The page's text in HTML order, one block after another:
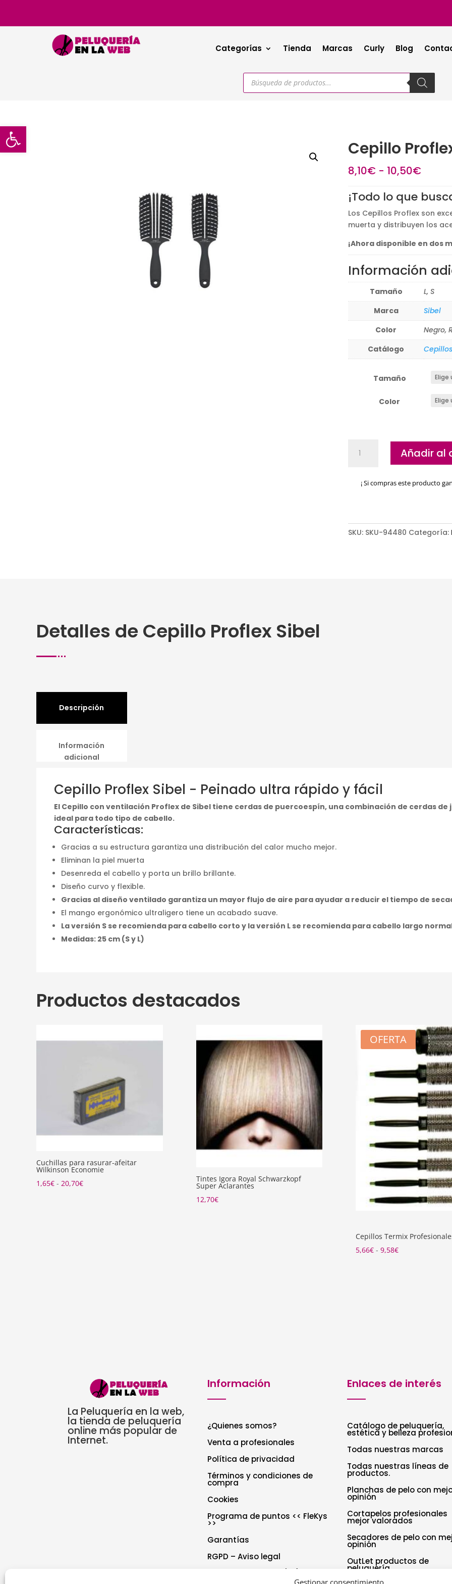
Abrir barra de herramientas
Gestionar consentimiento
Categorías Tienda Marcas Curly Blog
Búsqueda
productos
Cepillo
8,10€ - 10,50€
desde
8,10€
hasta
¡Todo lo que
Los Cepillos Proflex son
muerta y distribuyen los
¡Ahora disponible en dos
Información
Tamaño
L, S
Marca
Sibel
Color
Negro,
Catálogo
Cepillos
Tamaño
Color
Proflex
cantidad
Añadir al
¡ Si compras este producto
SKU: SKU-94480 Categoría:
Detalles de Cepillo Proflex Sibel
Descripción
Información
adicional
Cepillo Proflex Sibel - Peinado ultra rápido y fácil
El Cepillo con ventilación Proflex de Sibel tiene cerdas de puercoespín, una combinación de cerdas de
ideal para todo tipo de cabello.
Características:
Gracias a su estructura garantiza una distribución del calor mucho mejor.
Eliminan la piel muerta
Desenreda el cabello y porta un brillo brillante.
Diseño curvo y flexible.
Gracias al diseño ventilado garantiza un mayor flujo de aire para ayudar a reducir el tiempo de
El mango ergonómico ultraligero tiene un acabado suave.
La versión S se recomienda para cabello corto y la versión L se recomienda para cabello largo
Medidas: 25 cm (S y L)
Productos destacados
Cuchillas para rasurar-afeitar
Wilkinson Economie
1,65€ - 20,70€Rango
Tintes Igora Royal Schwarzkopf
Super Aclarantes
12,70€
OFERTA
Cepillos Termix
5,66€ - 9,58€Rango
La Peluquería en la web,
la tienda de peluquería
online más popular de
Internet.
Información
¿Quienes somos?
Venta a profesionales
Política de privacidad
Términos y condiciones de
compra
Cookies
Programa de puntos << FleKys
>>
Garantías
RGPD – Aviso legal
Enlaces de interés
Catálogo de peluquería,
estética y belleza
Todas nuestras marcas
Todas nuestras líneas de
productos.
Planchas de pelo con
opinión
Cortapelos profesionales
mejor valorados
Secadores de pelo con
opinión
OutLet productos de
peluquería